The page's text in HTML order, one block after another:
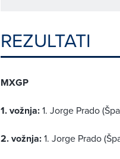
REZULTATI
MXGP
1. vožnja:1. Jorge Prado
2. vožnja:1. Jorge Prado